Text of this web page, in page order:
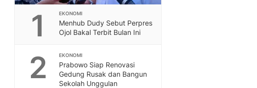
1 EKONOMI
Menhub Dudy Sebut Perpres
Ojol Bakal Terbit Bulan Ini
2 EKONOMI
Prabowo Siap Renovasi
Gedung Rusak dan Bangun
Sekolah Unggulan